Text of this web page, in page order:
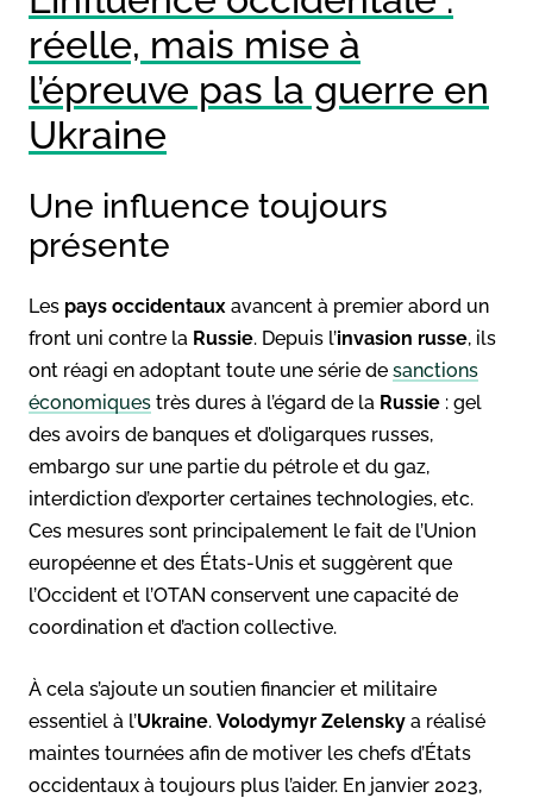
réelle, mais mise à
l’épreuve pas la guerre en
Ukraine
Une influence toujours
présente
Les pays occidentaux avancent à premier abord un
front uni contre la Russie. Depuis l’invasion russe, ils
ont réagi en adoptant toute une série de sanctions
économiques très dures à l’égard de la Russie : gel
des avoirs de banques et d’oligarques russes,
embargo sur une partie du pétrole et du gaz,
interdiction d’exporter certaines technologies, etc.
Ces mesures sont principalement le fait de l’Union
européenne et des États-Unis et suggèrent que
l’Occident et l’OTAN conservent une capacité de
coordination et d’action collective.
À cela s’ajoute un soutien financier et militaire
essentiel à l’Ukraine. Volodymyr Zelensky a réalisé
maintes tournées afin de motiver les chefs d’États
occidentaux à toujours plus l’aider. En janvier 2023,